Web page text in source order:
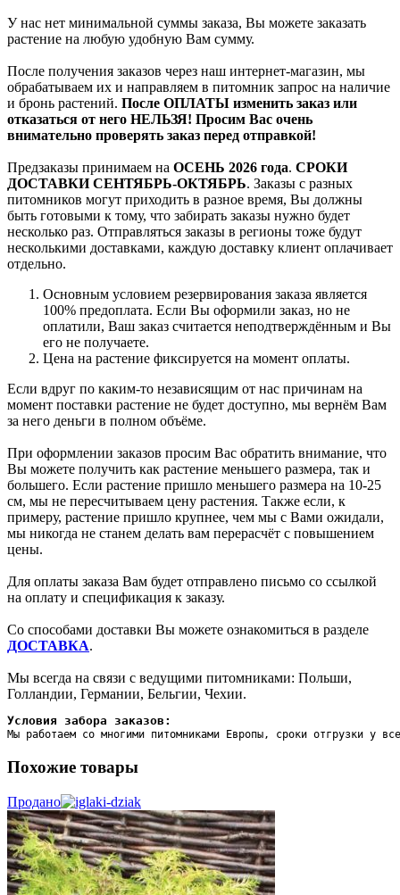
У нас нет минимальной суммы заказа, Вы можете заказать
растение на любую удобную Вам сумму.
После получения заказов через наш интернет-магазин, мы
обрабатываем их и направляем в питомник запрос на наличие
и бронь растений. После ОПЛАТЫ изменить заказ или
отказаться от него НЕЛЬЗЯ! Просим Вас очень
внимательно проверять заказ перед отправкой!
Предзаказы принимаем на ОСЕНЬ 2026 года. СРОКИ
ДОСТАВКИ СЕНТЯБРЬ-ОКТЯБРЬ. Заказы с разных
питомников могут приходить в разное время, Вы должны
быть готовыми к тому, что забирать заказы нужно будет
несколько раз. Отправляться заказы в регионы тоже будут
несколькими доставками, каждую доставку клиент оплачивает
отдельно.
Основным условием резервирования заказа является
100% предоплата. Если Вы оформили заказ, но не
оплатили, Ваш заказ считается неподтверждённым и Вы
его не получаете.
Цена на растение фиксируется на момент оплаты.
Если вдруг по каким-то независящим от нас причинам на
момент поставки растение не будет доступно, мы вернём Вам
за него деньги в полном объёме.
При оформлении заказов просим Вас обратить внимание, что
Вы можете получить как растение меньшего размера, так и
большего. Если растение пришло меньшего размера на 10-25
см, мы не пересчитываем цену растения. Также если, к
примеру, растение пришло крупнее, чем мы с Вами ожидали,
мы никогда не станем делать вам перерасчёт с повышением
цены.
Для оплаты заказа Вам будет отправлено письмо со ссылкой
на оплату и спецификация к заказу.
Со способами доставки Вы можете ознакомиться в разделе
ДОСТАВКА.
Мы всегда на связи с ведущими питомниками: Польши,
Голландии, Германии, Бельгии, Чехии.
Условия забора заказов:
Мы работаем со многими питомниками Европы, сроки отгрузки у
Похожие товары
Продано